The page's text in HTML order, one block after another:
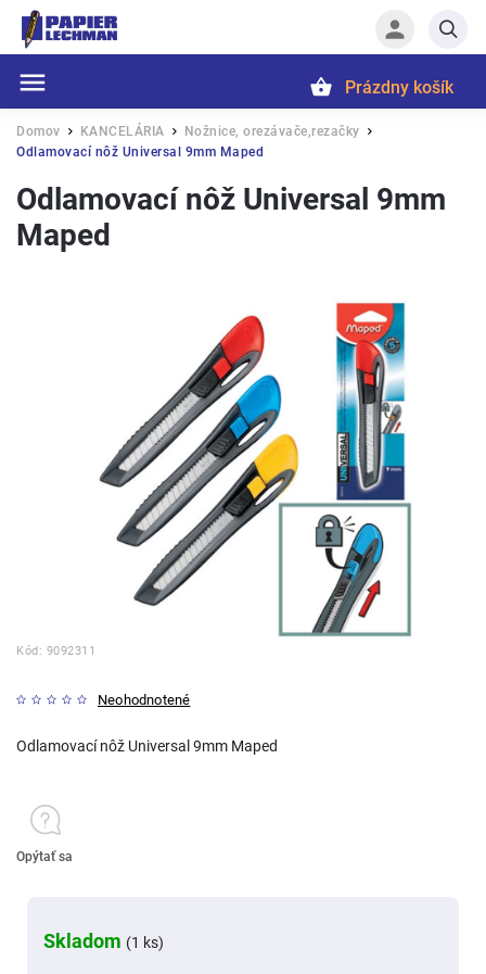
Hľadať
Prázdny košík
Domov / KANCELÁRIA / Nožnice, orezávače,rezačky /
Odlamovací nôž Universal 9mm Maped
Odlamovací nôž Universal 9mm
Maped
Kód: 9092311
Neohodnotené
Skladom (1 ks)
Odlamovací nôž Universal 9mm Maped
Opýtať sa